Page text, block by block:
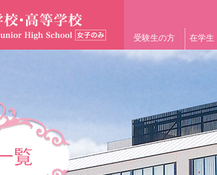
受験生の方 在学生
覧